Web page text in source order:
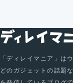
「ディレイマニア」は
どのガジェットの話題